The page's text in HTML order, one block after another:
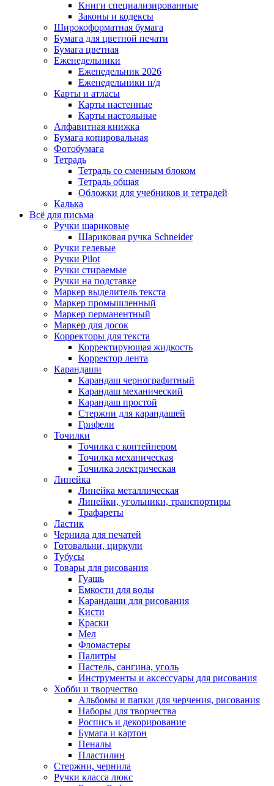
Книги специализированные
Законы и кодексы
Широкоформатная бумага
Бумага для цветной печати
Бумага цветная
Еженедельники
Еженедельник 2026
Еженедельники н/д
Карты и атласы
Карты настенные
Карты настольные
Алфавитная книжка
Бумага копировальная
Фотобумага
Тетрадь
Тетрадь со сменным блоком
Тетрадь общая
Обложки для учебников и тетрадей
Калька
Всё для письма
Ручки шариковые
Шариковая ручка Schneider
Ручки гелевые
Ручки Pilot
Ручки стираемые
Ручки на подставке
Маркер выделитель текста
Маркер промышленный
Маркер перманентный
Маркер для досок
Корректоры для текста
Корректирующая жидкость
Корректор лента
Карандаши
Карандаш чернографитный
Карандаш механический
Карандаш простой
Стержни для карандашей
Грифели
Точилки
Точилка с контейнером
Точилка механическая
Точилка электрическая
Линейка
Линейка металлическая
Линейки, угольники, транспортиры
Трафареты
Ластик
Чернила для печатей
Готовальни, циркули
Тубусы
Товары для рисования
Гуашь
Емкости для воды
Карандаши для рисования
Кисти
Краски
Мел
Фломастеры
Палитры
Пастель, сангина, уголь
Инструменты и аксессуары для рисования
Хобби и творчество
Альбомы и папки для черчения, рисования
Наборы для творчества
Роспись и декорирование
Бумага и картон
Пеналы
Пластилин
Стержни, чернила
Ручки класса люкс